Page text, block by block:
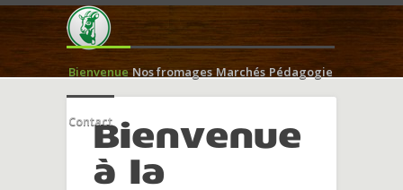
Bienvenue Nos fromages Marchés Pédagogie
ContactBienvenue
à la